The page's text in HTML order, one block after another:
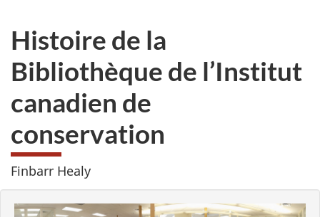
Histoire de la
Bibliothèque de l’Institut
canadien de
conservation
Finbarr Healy